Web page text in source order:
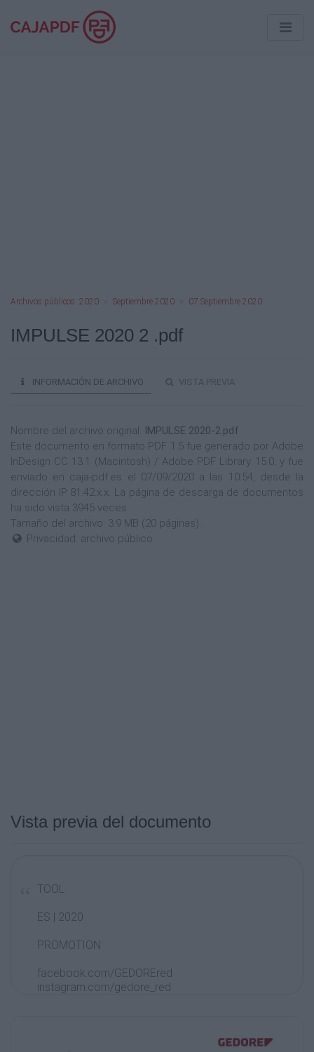
Archivos públicos: 2020 Septiembre 2020 07 Septiembre 2020
IMPULSE 2020 2 .pdf
INFORMACIÓN DE ARCHIVO VISTA PREVIA
Nombre del archivo original: IMPULSE 2020-2.pdf
Este documento en formato PDF 1.5 fue generado por Adobe
InDesign CC 13.1 (Macintosh) / Adobe PDF Library 15.0, y fue
enviado en caja-pdf.es el 07/09/2020 a las 10:54, desde la
dirección IP 81.42.x.x. La página de descarga de documentos
ha sido vista 3945 veces.
Tamaño del archivo: 3.9 MB (20 páginas).
Privacidad: archivo público
Vista previa del documento
TOOL
ES | 2020
PROMOTION
facebook.com/GEDOREred
instagram.com/gedore_red